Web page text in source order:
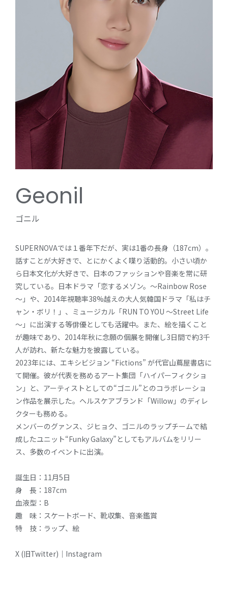
Geonil
ゴニル
SUPERNOVAでは１番年下だが、実は1番の長身（187cm）。
話すことが大好きで、とにかくよく喋り活動的。小さい頃か
ら日本文化が大好きで、日本のファッションや音楽を常に研
究している。日本ドラマ「恋するメゾン。～Rainbow Rose
～」や、2014年視聴率38%越えの大人気韓国ドラマ「私はチ
ャン・ボリ！」、ミュージカル「RUN TO YOU ～Street Life
～」に出演する等俳優としても活躍中。また、絵を描くこと
が趣味であり、2014年秋に念願の個展を開催し3日間で約3千
人が訪れ、新たな魅力を披露している。
2023年には、エキシビジョン “Fictions” が代官山蔦屋書店に
て開催。彼が代表を務めるアート集団「ハイパーフィクショ
ン」と、アーティストとしての“ゴニル”とのコラボレーショ
ン作品を展示した。ヘルスケアブランド「Willow」のディレ
クターも務める。
メンバーのグァンス、ジヒョク、ゴニルのラップチームで結
成したユニット“Funky Galaxy”としてもアルバムをリリー
ス、多数のイベントに出演。
誕生日：11月5日
身 長：187cm
血液型：B
趣 味：スケートボード、靴収集、音楽鑑賞
特 技：ラップ、絵
X (旧Twitter) ｜ Instagram